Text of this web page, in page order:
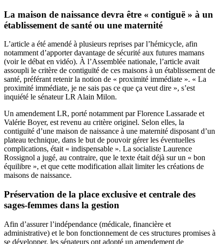
La maison de naissance devra être « contiguë » à un
établissement de santé ou une maternité
L’article a été amendé à plusieurs reprises par l’hémicycle, afin
notamment d’apporter davantage de sécurité aux futures mamans
(voir le débat en vidéo). À l’Assemblée nationale, l’article avait
assoupli le critère de contiguïté de ces maisons à un établissement de
santé, préférant retenir la notion de « proximité immédiate ». « La
proximité immédiate, je ne sais pas ce que ça veut dire », s’est
inquiété le sénateur LR Alain Milon.
Un amendement LR, porté notamment par Florence Lassarade et
Valérie Boyer, est revenu au critère originel. Selon elles, la
contiguïté d’une maison de naissance à une maternité disposant d’un
plateau technique, dans le but de pouvoir gérer les éventuelles
complications, était « indispensable ». La socialiste Laurence
Rossignol a jugé, au contraire, que le texte était déjà sur un « bon
équilibre », et que cette modification allait limiter les créations de
maisons de naissance.
Préservation de la place exclusive et centrale des
sages-femmes dans la gestion
Afin d’assurer l’indépendance (médicale, financière et
administrative) et le bon fonctionnement de ces structures promises à
se développer, les sénateurs ont adopté un amendement de